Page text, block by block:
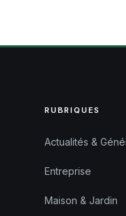
RUBRIQUES
Actualités &
Entreprise
Maison & Jardin